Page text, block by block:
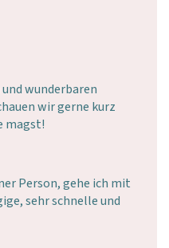
wunderbaren
wir gerne kurz
magst!
Person, gehe ich mit
sehr schnelle und